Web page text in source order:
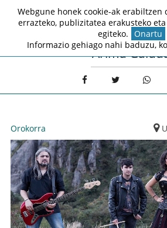
Arima
Orokorra
Webgune honek cookie-ak
errazteko, publizitatea erakusteko
egiteko. Onartu
Informazio gehiago nahi baduzu,